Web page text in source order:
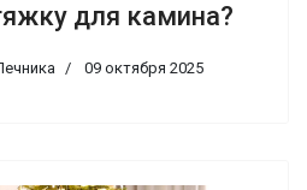
для камина?
09 октября 2025